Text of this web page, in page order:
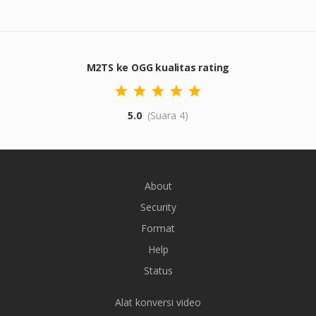
M2TS ke OGG kualitas rating
5.0 (Suara 4)
About
Security
Format
Help
Status
Alat konversi video